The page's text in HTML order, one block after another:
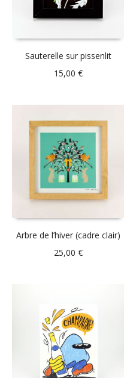
Sauterelle sur pissenlit
15,00 €
Arbre de l’hiver (cadre clair)
25,00 €